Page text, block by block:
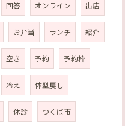
回答 オンライン 出店
お弁当 ランチ 紹介
空き 予約 予約枠
冷え 体型戻し
休診 つくば市